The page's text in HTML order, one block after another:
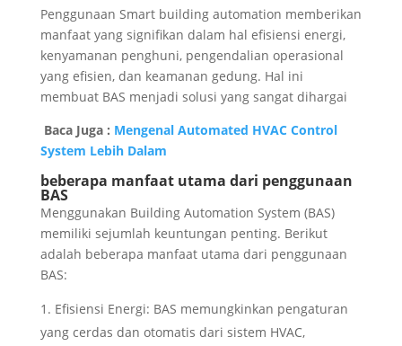
Penggunaan Smart building automation memberikan
manfaat yang signifikan dalam hal efisiensi energi,
kenyamanan penghuni, pengendalian operasional
yang efisien, dan keamanan gedung. Hal ini
membuat BAS menjadi solusi yang sangat dihargai
Baca Juga : Mengenal Automated HVAC Control
System Lebih Dalam
beberapa manfaat utama dari penggunaan
BAS
Menggunakan Building Automation System (BAS)
memiliki sejumlah keuntungan penting. Berikut
adalah beberapa manfaat utama dari penggunaan
BAS:
Efisiensi Energi: BAS memungkinkan pengaturan
yang cerdas dan otomatis dari sistem HVAC,